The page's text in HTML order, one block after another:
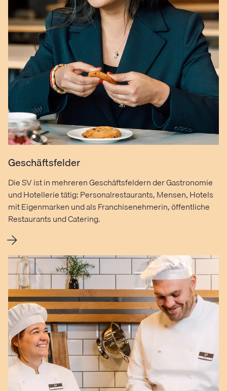
Geschäftsfelder
Die SV ist in mehreren Geschäftsfeldern der Gastronomie
und Hotellerie tätig: Personalrestaurants, Mensen, Hotels
mit Eigenmarken und als Franchisenehmerin, öffentliche
Restaurants und Catering.